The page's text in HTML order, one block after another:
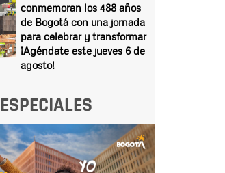
conmemoran los 488 años
de Bogotá con una jornada
para celebrar y transformar
¡Agéndate este jueves 6 de
agosto!
ESPECIALES